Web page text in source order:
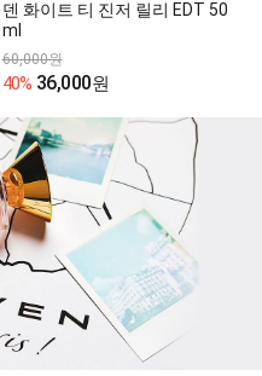
덴 화이트 티 진저 릴리 EDT 50
ml
60,000원
40% 36,000원